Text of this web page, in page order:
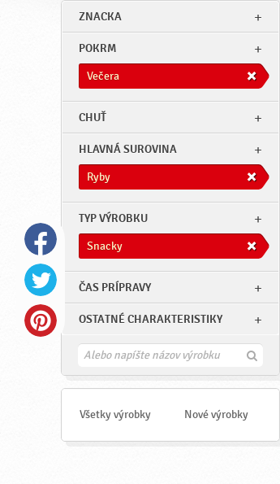
Română
Deutsch
ZNACKA
POKRM
Večera
CHUŤ
HLAVNÁ SUROVINA
Ryby
TYP VÝROBKU
Snacky
ČAS PRÍPRAVY
OSTATNÉ CHARAKTERISTIKY
H
a
Všetky výrobky Nové výrobky